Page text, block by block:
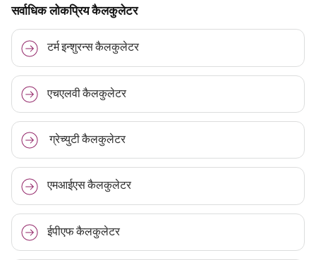
सर्वाधिक लोकप्रिय कैलकुलेटर
टर्म इन्शुरन्स कैलकुलेटर
एचएलवी कैलकुलेटर
ग्रेच्युटी कैलकुलेटर
एमआईएस कैलकुलेटर
ईपीएफ कैलकुलेटर